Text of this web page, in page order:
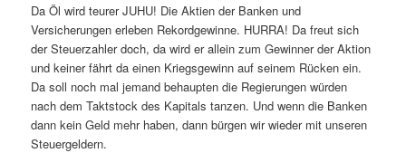
Da Öl wird teurer JUHU! Die Aktien der Banken und
Versicherungen erleben Rekordgewinne. HURRA! Da freut sich
der Steuerzahler doch, da wird er allein zum Gewinner der Aktion
und keiner fährt da einen Kriegsgewinn auf seinem Rücken ein.
Da soll noch mal jemand behaupten die Regierungen würden
nach dem Taktstock des Kapitals tanzen. Und wenn die Banken
dann kein Geld mehr haben, dann bürgen wir wieder mit unseren
Steuergeldern.